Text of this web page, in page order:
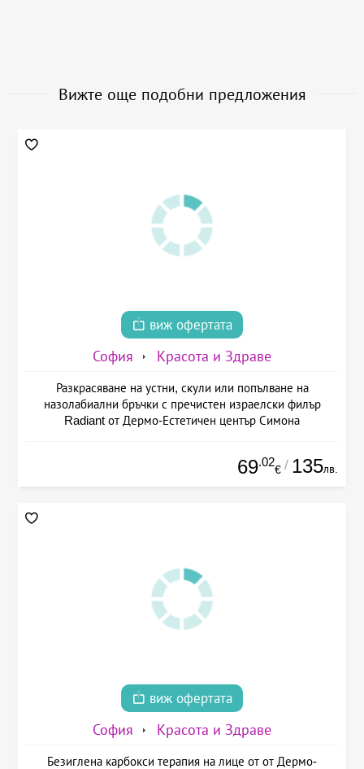
Вижте още подобни предложения
виж офертата
София Красота и Здраве
Разкрасяване на устни, скули или попълване на
назолабиални бръчки с пречистен израелски филър
Radiant от Дермо-Естетичен център Симона
69.02
€ / 135лв.
виж офертата
София Красота и Здраве
Безиглена карбокси терапия на лице от от Дермо-